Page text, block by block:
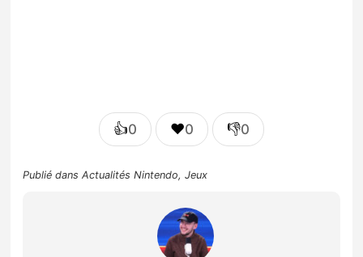
👍0 ❤️0 👎0
Publié dansActualités Nintendo,Jeux